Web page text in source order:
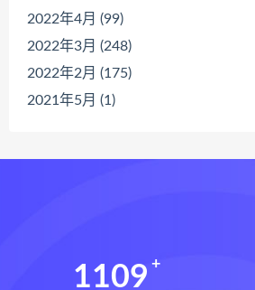
2022年4月 (99)
2022年3月 (248)
2022年2月 (175)
2021年5月 (1)
1109